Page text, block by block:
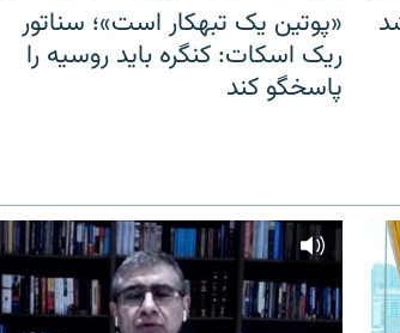
«پوتین یک تبهکار است»؛ سناتور
ریک اسکات: کنگره باید روسیه را
پاسخگو کند